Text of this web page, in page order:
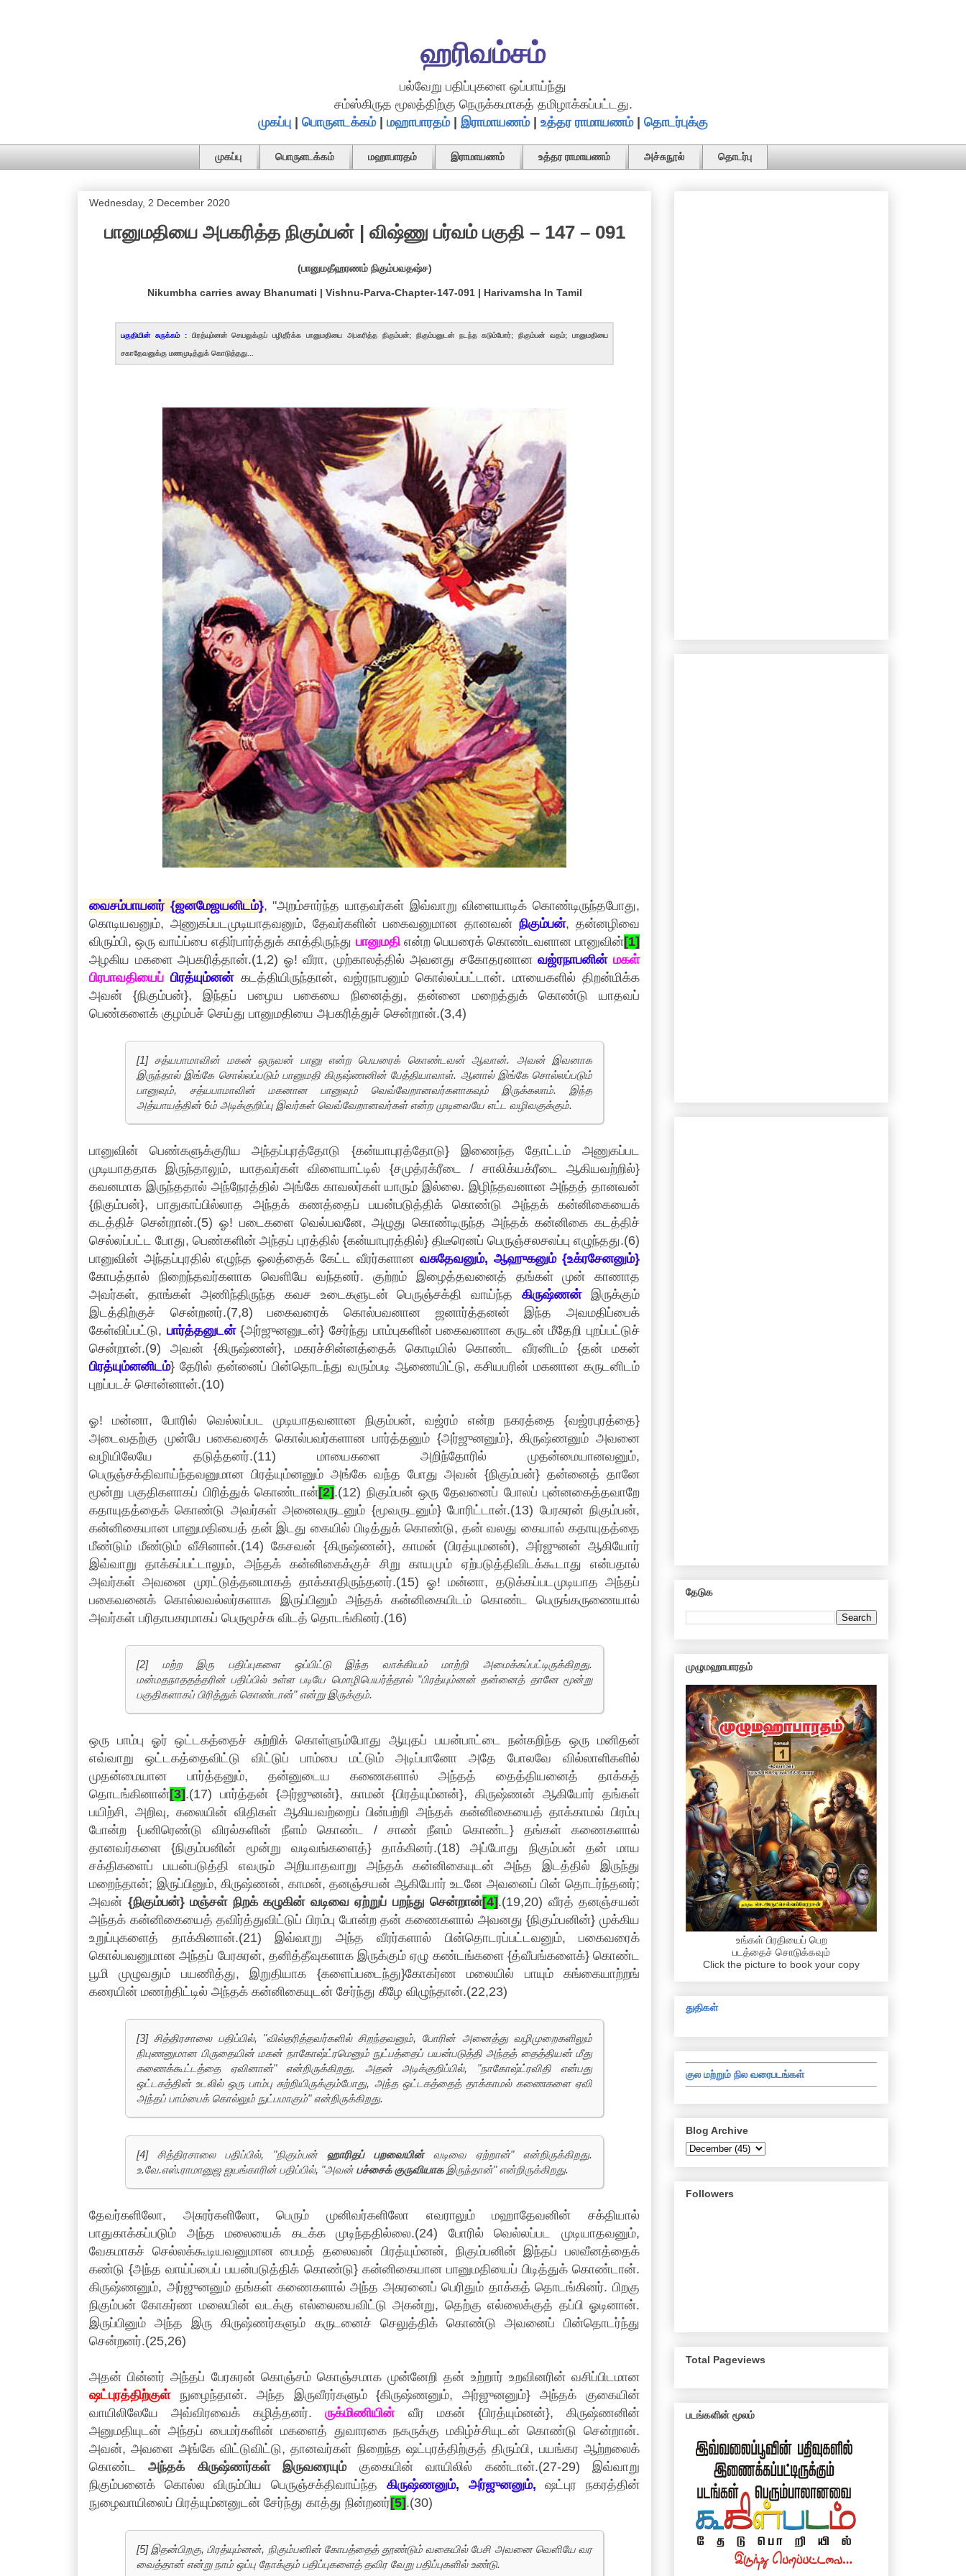
ஹரிவம்சம்
பல்வேறு பதிப்புகளை ஒப்பாய்ந்து
சம்ஸ்கிருத மூலத்திற்கு நெருக்கமாகத் தமிழாக்கப்பட்டது.
முகப்பு
பொருளடக்கம்| மஹாபாரதம்| இராமாயணம்| உத்தர ராமாயணம்| தொடர்புக்கு
முகப்பு பொருளடக்கம் மஹாபாரதம் இராமாயணம் உத்தர ராமாயணம் அச்சுநூல் தொடர்பு
Wednesday, 2 December 2020
பானுமதியை அபகரித்த நிகும்பன் | விஷ்ணு பர்வம் பகுதி – 147 – 091
(பானுமதீஹரணம் நிகும்பவதஷ்ச)
Nikumbha carries away Bhanumati | Vishnu-Parva-Chapter-147-091 | Harivamsha In Tamil
பகுதியின் சுருக்கம் : பிரத்யும்னன் செயலுக்குப் பழிதீர்க்க பானுமதியை அபகரித்த நிகும்பன்; நிகும்பனுடன் நடந்த கடும்போர்; நிகும்பன் வதம்; பானுமதியை
சகாதேவனுக்கு மணமுடித்துக் கொடுத்தது...
வைசம்பாயனர் {ஜனமேஜயனிடம்}, "அறம்சார்ந்த யாதவர்கள் இவ்வாறு விளையாடிக் கொண்டிருந்தபோது,
கொடியவனும், அணுகப்படமுடியாதவனும், தேவர்களின் பகைவனுமான தானவன் நிகும்பன், தன்னழிவை
விரும்பி, ஒரு வாய்ப்பை எதிர்பார்த்துக் காத்திருந்து பானுமதிஎன்ற பெயரைக் கொண்டவளான பானுவின்[1]
அழகிய மகளை அபகரித்தான்.(1,2) ஓ! வீரா, முற்காலத்தில் அவனது சகோதரனானவஜ்ரநாபனின் மகள்
பிரபாவதியைப் பிரத்யும்னன்கடத்தியிருந்தான், வஜ்ரநாபனும் கொல்லப்பட்டான். மாயைகளில் திறன்மிக்க
அவன் {நிகும்பன்}, இந்தப் பழைய பகையை நினைத்து, தன்னை மறைத்துக் கொண்டு யாதவப்
பெண்களைக் குழம்பச் செய்து பானுமதியை அபகரித்துச் சென்றான்.(3,4)
[1] சத்யபாமாவின் மகன் ஒருவன் பானு என்ற பெயரைக் கொண்டவன் ஆவான். அவன் இவனாக
இருந்தால் இங்கே சொல்லப்படும் பானுமதி கிருஷ்ணனின் பேத்தியாவாள். ஆனால் இங்கே சொல்லப்படும்
பானுவும், சத்யபாமாவின் மகனான பானுவும் வெவ்வேறானவர்களாகவும் இருக்கலாம். இந்த
அத்யாயத்தின் 6ம் அடிக்குறிப்பு இவர்கள் வெவ்வேறானவர்கள் என்ற முடிவையே எட்ட வழிவகுக்கும்.
பானுவின் பெண்களுக்குரிய அந்தப்புரத்தோடு {கன்யாபுரத்தோடு} இணைந்த தோட்டம் அணுகப்பட
முடியாததாக இருந்தாலும், யாதவர்கள் விளையாட்டில் {சமுத்ரக்ரீடை / சாலிக்யக்ரீடை ஆகியவற்றில்}
கவனமாக இருந்ததால் அந்நேரத்தில் அங்கே காவலர்கள் யாரும் இல்லை. இழிந்தவனான அந்தத் தானவன்
{நிகும்பன்}, பாதுகாப்பில்லாத அந்தக் கணத்தைப் பயன்படுத்திக் கொண்டு அந்தக் கன்னிகையைக்
கடத்திச் சென்றான்.(5) ஓ! படைகளை வெல்பவனே, அழுது கொண்டிருந்த அந்தக் கன்னிகை கடத்திச்
செல்லப்பட்ட போது, பெண்களின் அந்தப் புரத்தில் {கன்யாபுரத்தில்} திடீரெனப் பெருஞ்சலசலப்பு எழுந்தது.(6)
பானுவின் அந்தப்புரதில் எழுந்த ஓலத்தைக் கேட்ட வீரர்களான வசுதேவனும், ஆஹுகனும் {உக்ரசேனனும்}
கோபத்தால் நிறைந்தவர்களாக வெளியே வந்தனர். குற்றம் இழைத்தவனைத் தங்கள் முன் காணாத
அவர்கள், தாங்கள் அணிந்திருந்த கவச உடைகளுடன் பெருஞ்சக்தி வாய்ந்தகிருஷ்ணன்இருக்கும்
இடத்திற்குச் சென்றனர்.(7,8) பகைவரைக் கொல்பவனான ஜனார்த்தனன் இந்த அவமதிப்பைக்
கேள்விப்பட்டு, பார்த்தனுடன்{அர்ஜுனனுடன்} சேர்ந்து பாம்புகளின் பகைவனான கருடன் மீதேறி புறப்பட்டுச்
சென்றான்.(9) அவன் {கிருஷ்ணன்}, மகரச்சின்னத்தைக் கொடியில் கொண்ட வீரனிடம் {தன் மகன்
பிரத்யும்னனிடம்} தேரில் தன்னைப் பின்தொடந்து வரும்படி ஆணையிட்டு, கசியபரின் மகனான கருடனிடம்
புறப்படச் சொன்னான்.(10)
ஓ! மன்னா, போரில் வெல்லப்பட முடியாதவனான நிகும்பன், வஜ்ரம் என்ற நகரத்தை {வஜ்ரபுரத்தை}
அடைவதற்கு முன்பே பகைவரைக் கொல்பவர்களான பார்த்தனும் {அர்ஜுனனும்}, கிருஷ்ணனும் அவனை
வழியிலேயே தடுத்தனர்.(11) மாயைகளை அறிந்தோரில் முதன்மையானவனும்,
பெருஞ்சக்திவாய்ந்தவனுமான பிரத்யும்னனும் அங்கே வந்த போது அவன் {நிகும்பன்} தன்னைத் தானே
மூன்று பகுதிகளாகப் பிரித்துக் கொண்டான்[2].(12) நிகும்பன் ஒரு தேவனைப் போலப் புன்னகைத்தவாறே
கதாயுதத்தைக் கொண்டு அவர்கள் அனைவருடனும் {மூவருடனும்} போரிட்டான்.(13) பேரசுரன் நிகும்பன்,
கன்னிகையான பானுமதியைத் தன் இடது கையில் பிடித்துக் கொண்டு, தன் வலது கையால் கதாயுதத்தை
மீண்டும் மீண்டும் வீசினான்.(14) கேசவன் {கிருஷ்ணன்}, காமன் (பிரத்யுமனன்), அர்ஜுனன் ஆகியோர்
இவ்வாறு தாக்கப்பட்டாலும், அந்தக் கன்னிகைக்குச் சிறு காயமும் ஏற்படுத்திவிடக்கூடாது என்பதால்
அவர்கள் அவனை முரட்டுத்தனமாகத் தாக்காதிருந்தனர்.(15) ஓ! மன்னா, தடுக்கப்படமுடியாத அந்தப்
பகைவனைக் கொல்லவல்லர்களாக இருப்பினும் அந்தக் கன்னிகையிடம் கொண்ட பெருங்கருணையால்
அவர்கள் பரிதாபகரமாகப் பெருமூச்சு விடத் தொடங்கினர்.(16)
[2] மற்ற இரு பதிப்புகளை ஒப்பிட்டு இந்த வாக்கியம் மாற்றி அமைக்கப்பட்டிருக்கிறது.
மன்மதநாததத்தரின் பதிப்பில் உள்ள படியே மொழிபெயர்த்தால் "பிரத்யும்னன் தன்னைத் தானே மூன்று
பகுதிகளாகப் பிரித்துக் கொண்டான்" என்று இருக்கும்.
ஒரு பாம்பு ஓர் ஒட்டகத்தைச் சுற்றிக் கொள்ளும்போது ஆயுதப் பயன்பாட்டை நன்கறிந்த ஒரு மனிதன்
எவ்வாறு ஒட்டகத்தைவிட்டு விட்டுப் பாம்பை மட்டும் அடிப்பானோ அதே போலவே வில்லாளிகளில்
முதன்மையான பார்த்தனும், தன்னுடைய கணைகளால் அந்தத் தைத்தியனைத் தாக்கத்
தொடங்கினான்[3].(17) பார்த்தன் {அர்ஜுனன்}, காமன் {பிரத்யும்னன்}, கிருஷ்ணன் ஆகியோர் தங்கள்
பயிற்சி, அறிவு, கலையின் விதிகள் ஆகியவற்றைப் பின்பற்றி அந்தக் கன்னிகையைத் தாக்காமல் பிரம்பு
போன்ற {பனிரெண்டு விரல்களின் நீளம் கொண்ட / சாண் நீளம் கொண்ட} தங்கள் கணைகளால்
தானவர்களை {நிகும்பனின் மூன்று வடிவங்களைத்} தாக்கினர்.(18) அப்போது நிகும்பன் தன் மாய
சக்திகளைப் பயன்படுத்தி எவரும் அறியாதவாறு அந்தக் கன்னிகையுடன் அந்த இடத்தில் இருந்து
மறைந்தான்; இருப்பினும், கிருஷ்ணன், காமன், தனஞ்சயன் ஆகியோர் உடனே அவனைப் பின் தொடர்ந்தனர்;
அவன் {நிகும்பன்} மஞ்சள் நிறக் கழுகின் வடிவை ஏற்றுப் பறந்து சென்றான்[4].(19,20) வீரத் தனஞ்சயன்
அந்தக் கன்னிகையைத் தவிர்த்துவிட்டுப் பிரம்பு போன்ற தன் கணைகளால் அவனது {நிகும்பனின்} முக்கிய
உறுப்புகளைத் தாக்கினான்.(21) இவ்வாறு அந்த வீரர்களால் பின்தொடரப்பட்டவனும், பகைவரைக்
கொல்பவனுமான அந்தப் பேரசுரன், தனித்தீவுகளாக இருக்கும் ஏழு கண்டங்களை {த்வீபங்களைக்} கொண்ட
பூமி முழுவதும் பயணித்து, இறுதியாக {களைப்படைந்து}கோகர்ண மலையில் பாயும் கங்கையாற்றங்
கரையின் மணற்திட்டில் அந்தக் கன்னிகையுடன் சேர்ந்து கீழே விழுந்தான்.(22,23)
[3] சித்திரசாலை பதிப்பில், "வில்தரித்தவர்களில் சிறந்தவனும், போரின் அனைத்து வழிமுறைகளிலும்
நிபுணனுமான பிருதையின் மகன் நாகோஷ்ட்ரமெனும் நுட்பத்தைப் பயன்படுத்தி அந்தத் தைத்தியன் மீது
கணைக்கூட்டத்தை ஏவினான்" என்றிருக்கிறது. அதன் அடிக்குறிப்பில், "நாகோஷ்ட்ரவிதி என்பது
ஒட்டகத்தின் உடலில் ஒரு பாம்பு சுற்றியிருக்கும்போது, அந்த ஒட்டகத்தைத் தாக்காமல் கணைகளை ஏவி
அந்தப் பாம்பைக் கொல்லும் நுட்பமாகும்" என்றிருக்கிறது.
[4] சித்திரசாலை பதிப்பில், "நிகும்பன் ஹாரிதப் பறவையின்வடிவை ஏற்றான்" என்றிருக்கிறது.
உ.வே.எஸ்.ராமானுஜ ஐயங்காரின் பதிப்பில், "அவன்பச்சைக் குருவியாகஇருந்தான்" என்றிருக்கிறது.
தேவர்களிலோ, அசுரர்களிலோ, பெரும் முனிவர்களிலோ எவராலும் மஹாதேவனின் சக்தியால்
பாதுகாக்கப்படும் அந்த மலையைக் கடக்க முடிந்ததில்லை.(24) போரில் வெல்லப்பட முடியாதவனும்,
வேகமாகச் செல்லக்கூடியவனுமான பைமத் தலைவன் பிரத்யும்னன், நிகும்பனின் இந்தப் பலவீனத்தைக்
கண்டு {அந்த வாய்ப்பைப் பயன்படுத்திக் கொண்டு} கன்னிகையான பானுமதியைப் பிடித்துக் கொண்டான்.
கிருஷ்ணனும், அர்ஜுனனும் தங்கள் கணைகளால் அந்த அசுரனைப் பெரிதும் தாக்கத் தொடங்கினர். பிறகு
நிகும்பன் கோகர்ண மலையின் வடக்கு எல்லையைவிட்டு அகன்று, தெற்கு எல்லைக்குத் தப்பி ஓடினான்.
இருப்பினும் அந்த இரு கிருஷ்ணர்களும் கருடனைச் செலுத்திக் கொண்டு அவனைப் பின்தொடர்ந்து
சென்றனர்.(25,26)
அதன் பின்னர் அந்தப் பேரசுரன் கொஞ்சம் கொஞ்சமாக முன்னேறி தன் உற்றார் உறவினரின் வசிப்பிடமான
ஷட்புரத்திற்குள்நுழைந்தான். அந்த இருவீரர்களும் {கிருஷ்ணனும், அர்ஜுனனும்} அந்தக் குகையின்
வாயிலிலேயே அவ்விரவைக் கழித்தனர்.ருக்மிணியின்வீர மகன் {பிரத்யும்னன்}, கிருஷ்ணனின்
அனுமதியுடன் அந்தப் பைமர்களின் மகளைத் துவாரகை நகருக்கு மகிழ்ச்சியுடன் கொண்டு சென்றான்.
அவன், அவளை அங்கே விட்டுவிட்டு, தானவர்கள் நிறைந்த ஷட்புரத்திற்குத் திரும்பி, பயங்கர ஆற்றலைக்
கொண்டஅந்தக் கிருஷ்ணர்கள் இருவரையும்குகையின் வாயிலில் கண்டான்.(27-29) இவ்வாறு
நிகும்பனைக் கொல்ல விரும்பிய பெருஞ்சக்திவாய்ந்த கிருஷ்ணனும், அர்ஜுனனும், ஷட்புர நகரத்தின்
நுழைவாயிலைப் பிரத்யும்னனுடன் சேர்ந்து காத்து நின்றனர்[5].(30)
[5] இதன்பிறகு, பிரத்யும்னன், நிகும்பனின் கோபத்தைத் தூண்டும் வகையில் பேசி அவனை வெளியே வர
வைத்தான் என்று நாம் ஒப்பு நோக்கும் பதிப்புகளைத் தவிர வேறு பதிப்புகளில் உண்டு.
தேடுக
முழுமஹாபாரதம்
உங்கள் பிரதியைப் பெற
படத்தைச் சொடுக்கவும்
Click the picture to book your copy
துதிகள்
குல மற்றும் நில வரைபடங்கள்
Blog Archive
Followers
Total Pageviews
படங்களின் மூலம்